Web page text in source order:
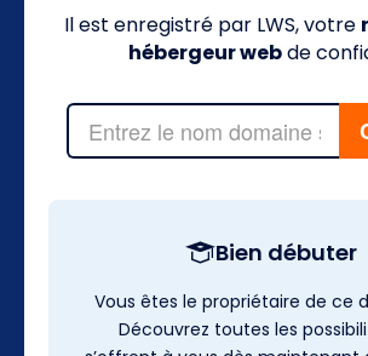
Il est enregistré par LWS, votre
hébergeur webde
Bien débuter
Vous êtes le propriétaire de ce
Découvrez toutes les